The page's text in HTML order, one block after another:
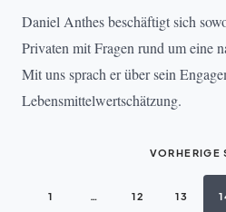
Daniel Anthes beschäftigt sich
Privaten mit Fragen rund um eine
Mit uns sprach er über sein
Lebensmittelwertschätzung.
VORHERIGE
1 … 12 13